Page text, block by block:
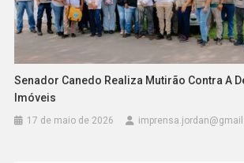
Senador Canedo Realiza Mutirão Contra A
Imóveis
17 de maio de 2026